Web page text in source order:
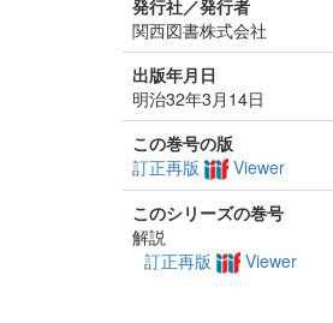
発行社／発行者
関西図書株式会社
出版年月日
明治32年3月14日
この巻号の版
訂正再版
Viewer
このシリーズの巻号
解説
訂正再版
Viewer